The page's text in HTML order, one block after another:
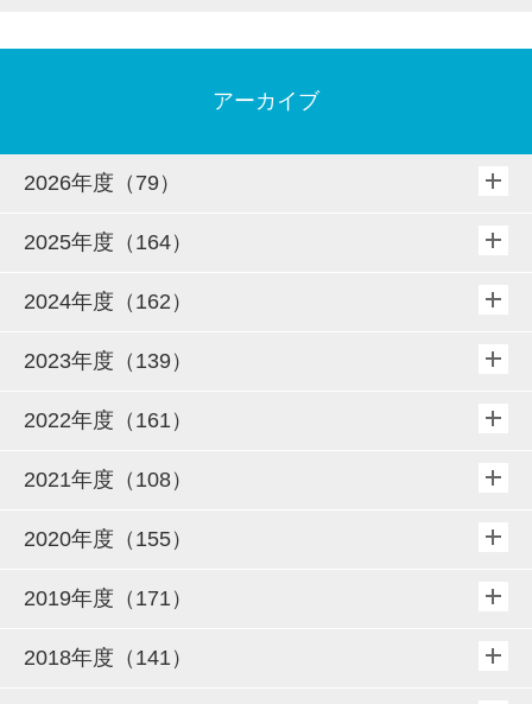
アーカイブ
2026年度（79）
2025年度（164）
2024年度（162）
2023年度（139）
2022年度（161）
2021年度（108）
2020年度（155）
2019年度（171）
2018年度（141）